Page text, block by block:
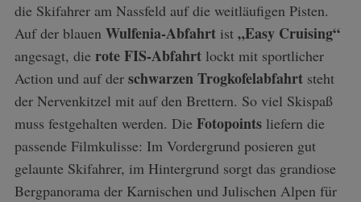
die Skifahrer am Nassfeld auf die weitläufigen Pisten.
Auf der blauen Wulfenia-Abfahrtist „Easy Cruising“
angesagt, dierote FIS-Abfahrtlockt mit sportlicher
Action und auf der schwarzen Trogkofelabfahrtsteht
der Nervenkitzel mit auf den Brettern. So viel Skispaß
muss festgehalten werden. Die Fotopointsliefern die
passende Filmkulisse: Im Vordergrund posieren gut
gelaunte Skifahrer, im Hintergrund sorgt das grandiose
Bergpanorama der Karnischen und Julischen Alpen für